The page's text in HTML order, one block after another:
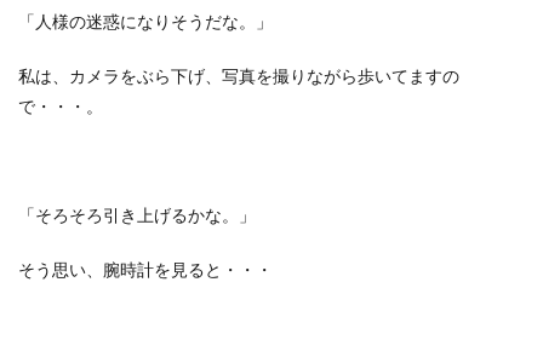
「人様の迷惑になりそうだな。」
私は、カメラをぶら下げ、写真を撮りながら歩いてますの
で・・・。
「そろそろ引き上げるかな。」
そう思い、腕時計を見ると・・・